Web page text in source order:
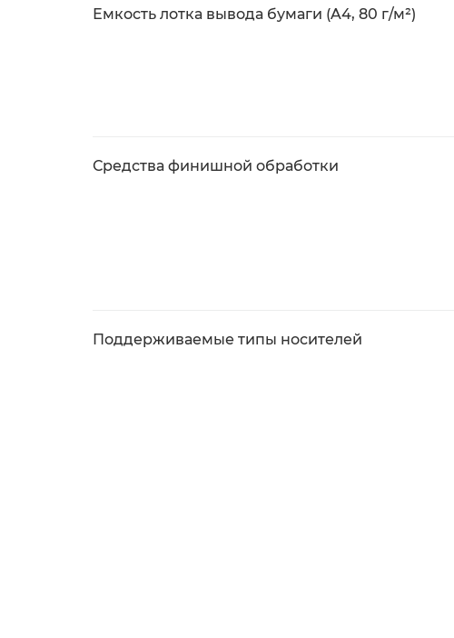
Емкость лотка вывода бумаги (A4, 80 г/м²)
Средства финишной обработки
Поддерживаемые типы носителей